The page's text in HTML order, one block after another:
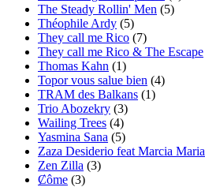
The Steady Rollin' Men (5)
Théophile Ardy (5)
They call me Rico (7)
They call me Rico & The Escape
Thomas Kahn (1)
Topor vous salue bien (4)
TRAM des Balkans (1)
Trio Abozekry (3)
Wailing Trees (4)
Yasmina Sana (5)
Zaza Desiderio feat Marcia Maria
Zen Zilla (3)
Ȼôme (3)